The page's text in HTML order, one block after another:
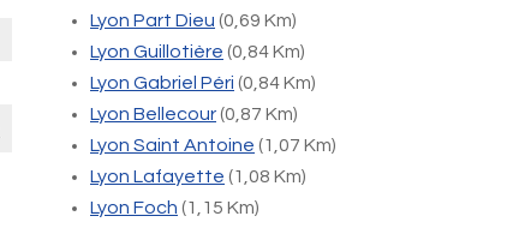
Lyon Part Dieu (0,69 Km)
Lyon Guillotière (0,84 Km)
Lyon Gabriel Péri (0,84 Km)
Lyon Bellecour(0,87 Km)
Lyon Saint Antoine (1,07 Km)
Lyon Lafayette (1,08 Km)
Lyon Foch (1,15 Km)